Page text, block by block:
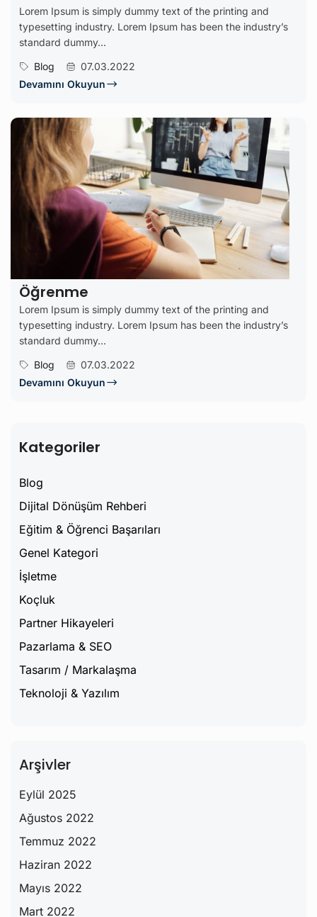
Lorem Ipsum is simply dummy text of the printing and
typesetting industry. Lorem Ipsum has been the industry’s
standard dummy...
Blog
07.03.2022
Devamını Okuyun
Öğrenme
Lorem Ipsum is simply dummy text of the printing and
typesetting industry. Lorem Ipsum has been the industry’s
standard dummy...
Blog
07.03.2022
Devamını Okuyun
Kategoriler
Blog
Dijital Dönüşüm Rehberi
Eğitim & Öğrenci Başarıları
Genel Kategori
İşletme
Koçluk
Partner Hikayeleri
Pazarlama & SEO
Tasarım / Markalaşma
Teknoloji & Yazılım
Arşivler
Eylül 2025
Ağustos 2022
Temmuz 2022
Haziran 2022
Mayıs 2022
Mart 2022